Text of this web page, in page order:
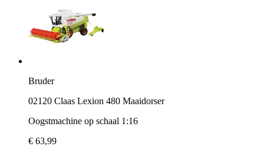
Bruder
02120 Claas Lexion 480 Maaidorser
Oogstmachine op schaal 1:16
€ 63,99